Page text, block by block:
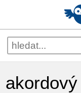
akordový